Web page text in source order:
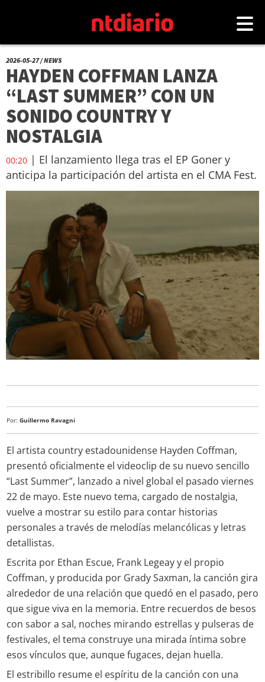
2026-05-27 / NEWS
HAYDEN COFFMAN LANZA
“LAST SUMMER” CON UN
SONIDO COUNTRY Y
NOSTALGIA
00:20 | El lanzamiento llega tras el EP Goner y
anticipa la participación del artista en el CMA Fest.
Por: Guillermo Ravagni
El artista country estadounidense Hayden Coffman,
presentó oficialmente el videoclip de su nuevo sencillo
“Last Summer”, lanzado a nivel global el pasado viernes
22 de mayo. Este nuevo tema, cargado de nostalgia,
vuelve a mostrar su estilo para contar historias
personales a través de melodías melancólicas y letras
detallistas.
Escrita por Ethan Escue, Frank Legeay y el propio
Coffman, y producida por Grady Saxman, la canción gira
alrededor de una relación que quedó en el pasado, pero
que sigue viva en la memoria. Entre recuerdos de besos
con sabor a sal, noches mirando estrellas y pulseras de
festivales, el tema construye una mirada íntima sobre
esos vínculos que, aunque fugaces, dejan huella.
El estribillo resume el espíritu de la canción con una